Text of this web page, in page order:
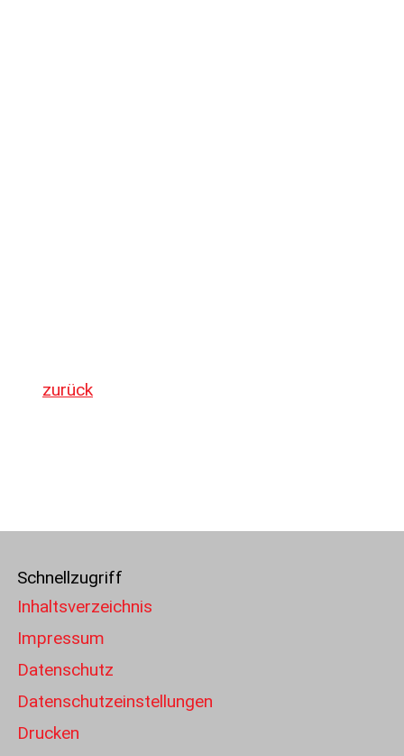
zurück
Schnellzugriff
Inhaltsverzeichnis
Impressum
Datenschutz
Datenschutzeinstellungen
Drucken